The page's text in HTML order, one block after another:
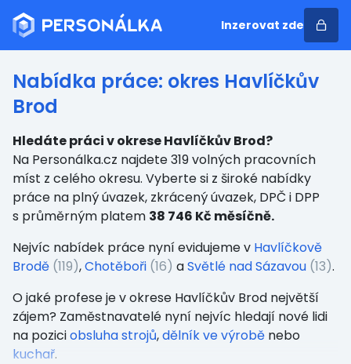
Inzerovat zde
Nabídka práce: okres Havlíčkův
Brod
Hledáte práci v okrese Havlíčkův Brod?
Na Personálka.cz najdete 319 volných pracovních
míst z celého okresu. Vyberte si z široké nabídky
práce na plný úvazek, zkrácený úvazek, DPČ i DPP
s průměrným platem 38 746 Kč měsíčně.
Nejvíc nabídek práce nyní evidujeme v Havlíčkově
Brodě (119),Chotěboři (16) aSvětlé nad Sázavou (13).
O jaké profese je v okrese Havlíčkův Brod největší
zájem? Zaměstnavatelé nyní nejvíc hledají nové lidi
na poziciobsluha strojů,dělník ve výrobě nebo
kuchař.